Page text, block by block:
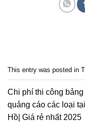
This entry was posted in
Chi phí thi công bảng
quảng cáo các loại
Hồ| Giá rẻ nhất 2025